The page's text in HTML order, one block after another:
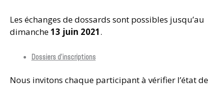
Les échanges de dossards sont possibles jusqu’au
dimanche13 juin 2021.
Dossiers d’inscriptions
Nous invitons chaque participant à vérifier l’état de